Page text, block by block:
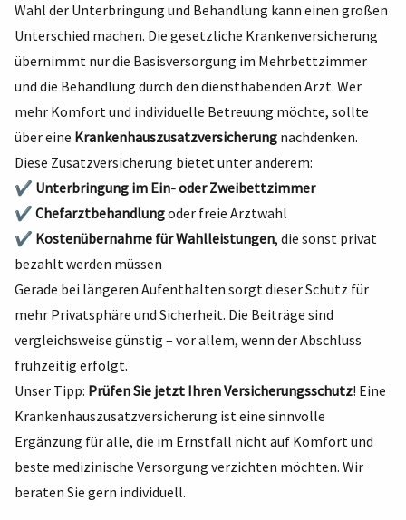
Wahl der Unterbringung und Behandlung kann einen großen
Unterschied machen. Die gesetzliche Krankenversicherung
übernimmt nur die Basisversorgung im Mehrbettzimmer
und die Behandlung durch den diensthabenden Arzt. Wer
mehr Komfort und individuelle Betreuung möchte, sollte
über eine Krankenhauszusatzversicherung nachdenken.
Diese Zusatzversicherung bietet unter anderem:
✔ Unterbringung im Ein- oder Zweibettzimmer
✔ Chefarztbehandlungoder freie Arztwahl
✔ Kostenübernahme für Wahlleistungen, die sonst privat
bezahlt werden müssen
Gerade bei längeren Aufenthalten sorgt dieser Schutz für
mehr Privatsphäre und Sicherheit. Die Beiträge sind
vergleichsweise günstig – vor allem, wenn der Abschluss
frühzeitig erfolgt.
Unser Tipp: Prüfen Sie jetzt Ihren Versicherungsschutz! Eine
Krankenhauszusatzversicherung ist eine sinnvolle
Ergänzung für alle, die im Ernstfall nicht auf Komfort und
beste medizinische Versorgung verzichten möchten. Wir
beraten Sie gern individuell.